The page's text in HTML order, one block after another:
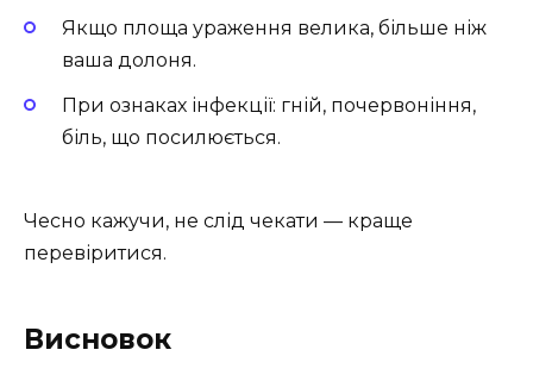
Якщо площа ураження велика, більше ніж
ваша долоня.
При ознаках інфекції: гній, почервоніння,
біль, що посилюється.
Чесно кажучи, не слід чекати — краще
перевіритися.
Висновок